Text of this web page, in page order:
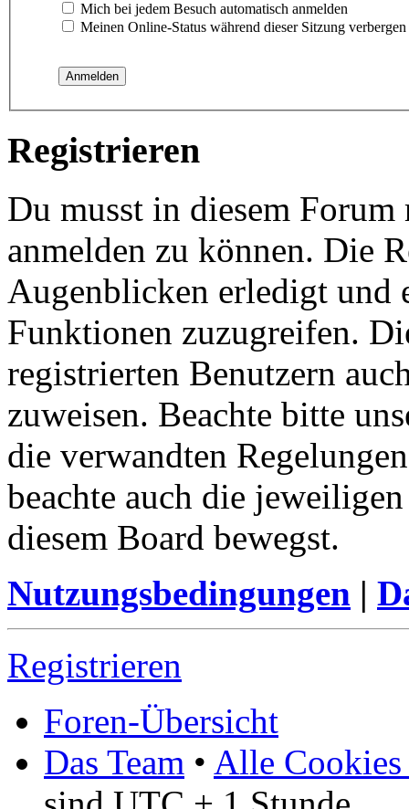
Mich bei jedem Besuch automatisch anmelden
Meinen Online-Status während dieser Sitzung verbergen
Registrieren
Du musst in diesem
anmelden zu können. Die
Augenblicken erledigt und
Funktionen zuzugreifen.
registrierten Benutzern
zuweisen. Beachte bitte
die verwandten
beachte auch die
diesem Board bewegst.
Nutzungsbedingungen |
Registrieren
Foren-Übersicht
Das Team • Alle Cookies